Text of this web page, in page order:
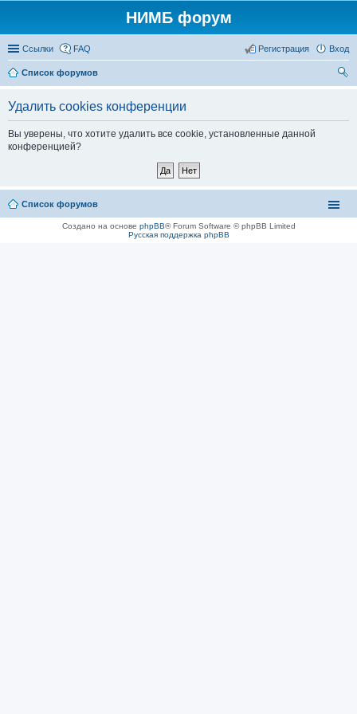
НИМБ форум
Ссылки FAQ Вход
Регистрация
Список форумов
Удалить cookies конференции
Вы уверены, что хотите удалить все cookie, установленные данной
конференцией?
Список форумов
Создано на основе phpBB® Forum Software © phpBB Limited
Русская поддержка phpBB